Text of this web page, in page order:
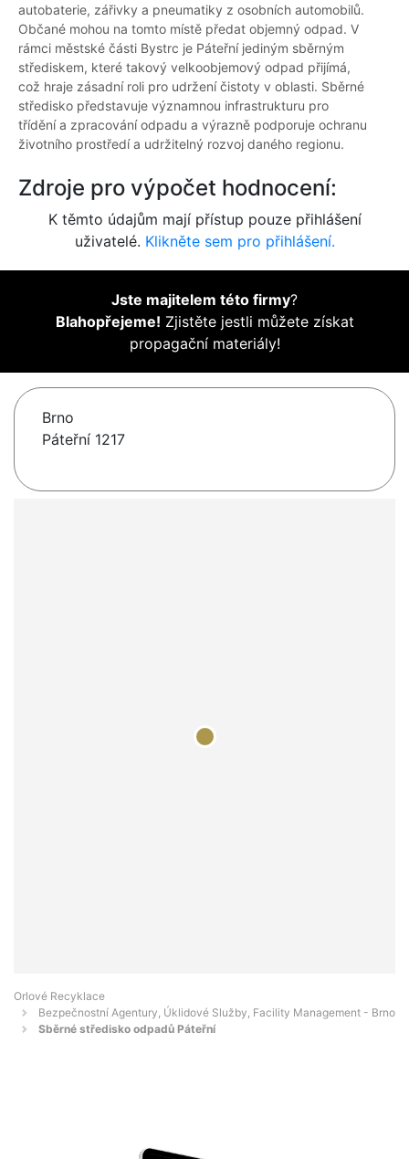
autobaterie, zářivky a pneumatiky z osobních automobilů.
Občané mohou na tomto místě předat objemný odpad. V
rámci městské části Bystrc je Páteřní jediným sběrným
střediskem, které takový velkoobjemový odpad přijímá,
což hraje zásadní roli pro udržení čistoty v oblasti. Sběrné
středisko představuje významnou infrastrukturu pro
třídění a zpracování odpadu a výrazně podporuje ochranu
životního prostředí a udržitelný rozvoj daného regionu.
Zdroje pro výpočet hodnocení:
K těmto údajům mají přístup pouze přihlášení
uživatelé. Klikněte sem pro přihlášení.
Jste majitelem této firmy?
Blahopřejeme! Zjistěte jestli můžete získat
propagační materiály!
Brno
Páteřní 1217
Orlové Recyklace
Bezpečnostní Agentury, Úklidové Služby, Facility Management - Brno
Sběrné středisko odpadů Páteřní